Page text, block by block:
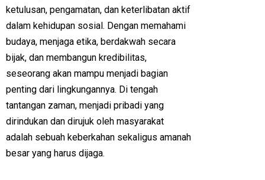
ketulusan, pengamatan, dan keterlibatan aktif
dalam kehidupan sosial. Dengan memahami
budaya, menjaga etika, berdakwah secara
bijak, dan membangun kredibilitas,
seseorang akan mampu menjadi bagian
penting dari lingkungannya. Di tengah
tantangan zaman, menjadi pribadi yang
dirindukan dan dirujuk oleh masyarakat
adalah sebuah keberkahan sekaligus amanah
besar yang harus dijaga.